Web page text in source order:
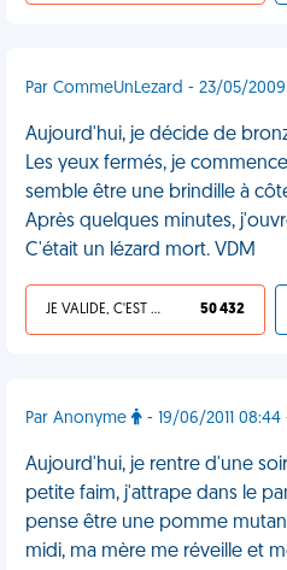
Par CommeUnLezard - 23/05/2009
Aujourd'hui, je décide de
Les yeux fermés, je
semble être une brindille à
Après quelques minutes,
C'était un lézard mort. VDM
JE VALIDE, C'EST UNE VDM 50 432
Par Anonyme - 19/06/2011 08:44
Aujourd'hui, je rentre d'une
petite faim, j'attrape dans le
pense être une pomme
midi, ma mère me réveille et